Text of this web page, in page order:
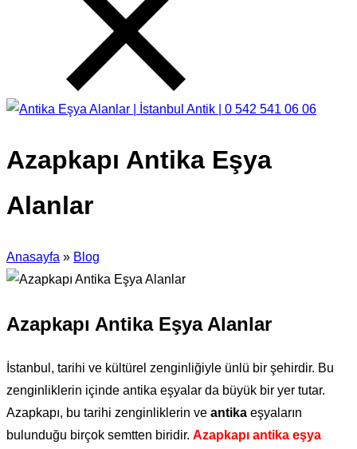
Azapkapı Antika Eşya
Alanlar
Anasayfa » Blog
Azapkapı Antika Eşya Alanlar
İstanbul, tarihi ve kültürel zenginliğiyle ünlü bir şehirdir. Bu
zenginliklerin içinde antika eşyalar da büyük bir yer tutar.
Azapkapı, bu tarihi zenginliklerin ve antika eşyaların
bulunduğu birçok semtten biridir. Azapkapı antika eşya